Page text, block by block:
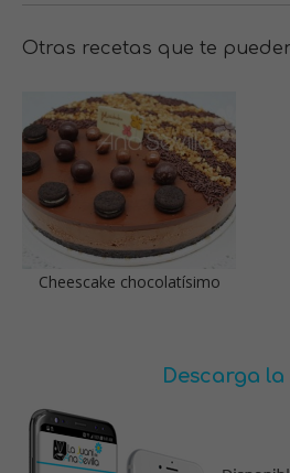
Otras recetas que te
Cheescake chocolatísimo
Descarga